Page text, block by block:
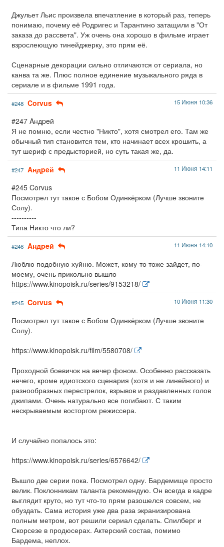
Джульет Льис произвела впечатление в который раз, теперь
понимаю, почему её Родригес и Тарантино затащили в "От
заказа до рассвета". Уж очень она хорошо в фильме играет
взрослеющую тинейджерку, это прям её.
Сценарные декорации сильно отличаются от сериала, но
канва та же. Плюс полное единение музыкального ряда в
сериале и в фильме 1991 года.
#248 Corvus 15 Июня 10:36
#247 Aндpeй
Я не помню, если честно "Никто", хотя смотрел его. Там же
обычный тип становится тем, кто начинает всех крошить, а
тут шериф с предысторией, но суть такая же, да.
#247 Aндpeй 11 Июня 14:11
#245 Corvus
Посмотрел тут такое с Бобом Одинкёрком (Лучше звоните
Солу).
----------
Типа Никто что ли?
#246 Aндpeй 11 Июня 14:10
Люблю подобную хуйню. Может, кому-то тоже зайдет, по-
моему, очень прикольно вышло
https://www.kinopoisk.ru/series/9153218/
#245 Corvus 10 Июня 11:30
Посмотрел тут такое с Бобом Одинкёрком (Лучше звоните
Солу).
https://www.kinopoisk.ru/film/5580708/
Проходной боевичок на вечер фоном. Особенно рассказать
нечего, кроме идиотского сценария (хотя и не линейного) и
разнообразных перестрелок, взрывов и раздавленных голов
джипами. Очень натурально все погибают. С таким
нескрываемым восторгом режиссера.
И случайно попалось это:
https://www.kinopoisk.ru/series/6576642/
Вышло две серии пока. Посмотрел одну. Бардемище просто
велик. Поклонникам таланта рекомендую. Он всегда в кадре
выглядит круто, но тут что-то прям разошелся совсем, не
обуздать. Сама история уже два раза экранизирована
полным метром, вот решили сериал сделать. Спилберг и
Скорсезе в продюсерах. Актерский состав, помимо
Бардема, неплох.